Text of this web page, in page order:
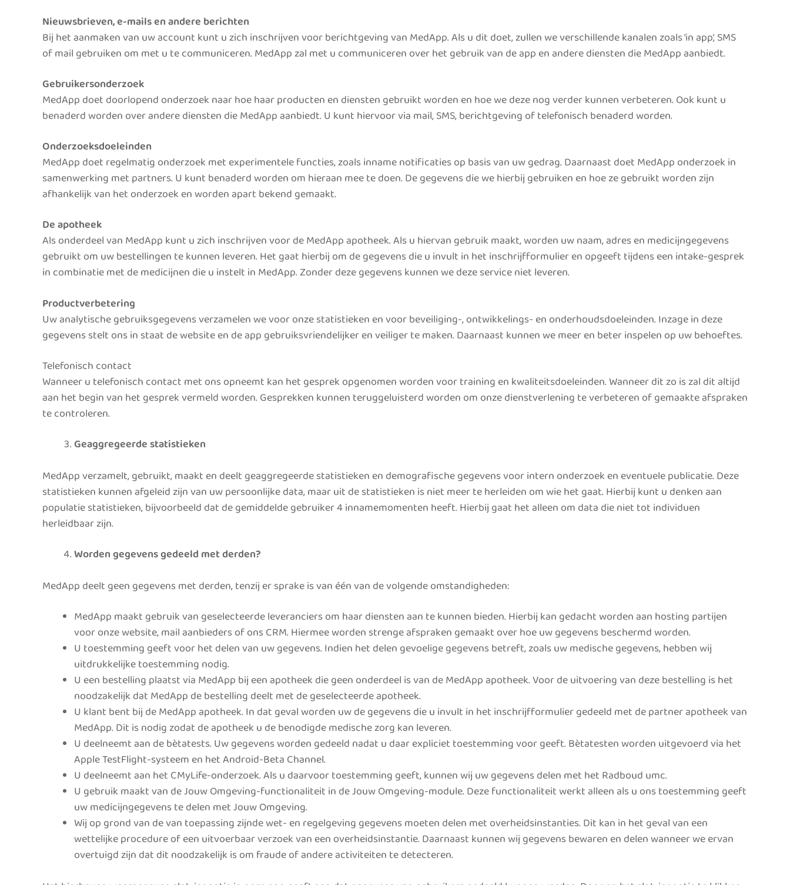
Nieuwsbrieven, e-mails en andere berichten
Bij het aanmaken van uw account kunt u zich inschrijven voor berichtgeving van MedApp. Als u dit doet, zullen we verschillende kanalen zoals ‘in app’, SMS
of mail gebruiken om met u te communiceren. MedApp zal met u communiceren over het gebruik van de app en andere diensten die MedApp aanbiedt.
Gebruikersonderzoek
MedApp doet doorlopend onderzoek naar hoe haar producten en diensten gebruikt worden en hoe we deze nog verder kunnen verbeteren. Ook kunt u
benaderd worden over andere diensten die MedApp aanbiedt. U kunt hiervoor via mail, SMS, berichtgeving of telefonisch benaderd worden.
Onderzoeksdoeleinden
MedApp doet regelmatig onderzoek met experimentele functies, zoals inname notificaties op basis van uw gedrag. Daarnaast doet MedApp onderzoek in
samenwerking met partners. U kunt benaderd worden om hieraan mee te doen. De gegevens die we hierbij gebruiken en hoe ze gebruikt worden zijn
afhankelijk van het onderzoek en worden apart bekend gemaakt.
De apotheek
Als onderdeel van MedApp kunt u zich inschrijven voor de MedApp apotheek. Als u hiervan gebruik maakt, worden uw naam, adres en medicijngegevens
gebruikt om uw bestellingen te kunnen leveren. Het gaat hierbij om de gegevens die u invult in het inschrijfformulier en opgeeft tijdens een intake-gesprek
in combinatie met de medicijnen die u instelt in MedApp. Zonder deze gegevens kunnen we deze service niet leveren.
Productverbetering
Uw analytische gebruiksgegevens verzamelen we voor onze statistieken en voor beveiliging-, ontwikkelings- en onderhoudsdoeleinden. Inzage in deze
gegevens stelt ons in staat de website en de app gebruiksvriendelijker en veiliger te maken. Daarnaast kunnen we meer en beter inspelen op uw behoeftes.
Telefonisch contact
Wanneer u telefonisch contact met ons opneemt kan het gesprek opgenomen worden voor training en kwaliteitsdoeleinden. Wanneer dit zo is zal dit altijd
aan het begin van het gesprek vermeld worden. Gesprekken kunnen teruggeluisterd worden om onze dienstverlening te verbeteren of gemaakte afspraken
te controleren.
Geaggregeerde statistieken
MedApp verzamelt, gebruikt, maakt en deelt geaggregeerde statistieken en demografische gegevens voor intern onderzoek en eventuele publicatie. Deze
statistieken kunnen afgeleid zijn van uw persoonlijke data, maar uit de statistieken is niet meer te herleiden om wie het gaat. Hierbij kunt u denken aan
populatie statistieken, bijvoorbeeld dat de gemiddelde gebruiker 4 innamemomenten heeft. Hierbij gaat het alleen om data die niet tot individuen
herleidbaar zijn.
Worden gegevens gedeeld met derden?
MedApp deelt geen gegevens met derden, tenzij er sprake is van één van de volgende omstandigheden:
MedApp maakt gebruik van geselecteerde leveranciers om haar diensten aan te kunnen bieden. Hierbij kan gedacht worden aan hosting partijen
voor onze website, mail aanbieders of ons CRM. Hiermee worden strenge afspraken gemaakt over hoe uw gegevens beschermd worden.
U toestemming geeft voor het delen van uw gegevens. Indien het delen gevoelige gegevens betreft, zoals uw medische gegevens, hebben wij
uitdrukkelijke toestemming nodig.
U een bestelling plaatst via MedApp bij een apotheek die geen onderdeel is van de MedApp apotheek. Voor de uitvoering van deze bestelling is het
noodzakelijk dat MedApp de bestelling deelt met de geselecteerde apotheek.
U klant bent bij de MedApp apotheek. In dat geval worden uw de gegevens die u invult in het inschrijfformulier gedeeld met de partner apotheek van
MedApp. Dit is nodig zodat de apotheek u de benodigde medische zorg kan leveren.
U deelneemt aan de bètatests. Uw gegevens worden gedeeld nadat u daar expliciet toestemming voor geeft. Bètatesten worden uitgevoerd via het
Apple TestFlight-systeem en het Android-Beta Channel.
U deelneemt aan het CMyLife-onderzoek. Als u daarvoor toestemming geeft, kunnen wij uw gegevens delen met het Radboud umc.
U gebruik maakt van de Jouw Omgeving-functionaliteit in de Jouw Omgeving-module. Deze functionaliteit werkt alleen als u ons toestemming geeft
uw medicijngegevens te delen met Jouw Omgeving.
Wij op grond van de van toepassing zijnde wet- en regelgeving gegevens moeten delen met overheidsinstanties. Dit kan in het geval van een
wettelijke procedure of een uitvoerbaar verzoek van een overheidsinstantie. Daarnaast kunnen wij gegevens bewaren en delen wanneer we ervan
overtuigd zijn dat dit noodzakelijk is om fraude of andere activiteiten te detecteren.